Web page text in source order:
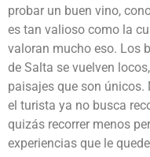
probar un buen vino,
es tan valioso como la
valoran mucho eso. Los
de Salta se vuelven
paisajes que son únicos.
el turista ya no busca
quizás recorrer menos
experiencias que le